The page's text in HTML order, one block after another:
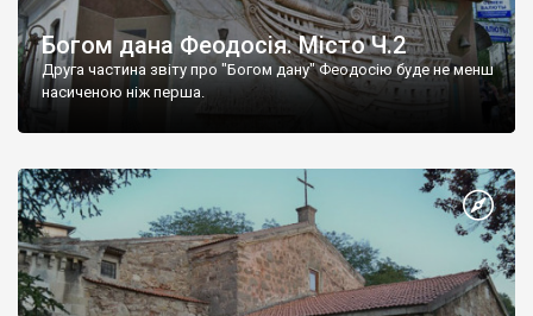
Богом дана Феодосія. Місто Ч.2
Друга частина звіту про "Богом дану" Феодосію буде не менш
насиченою ніж перша.